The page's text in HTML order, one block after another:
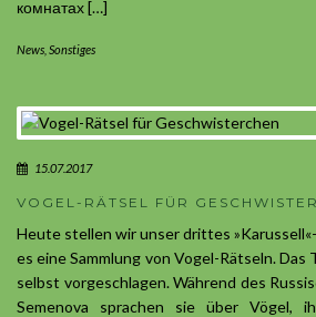
комнатах […]
News Sonstiges
15.07.2017
VOGEL-RÄTSEL FÜR
Heute stellen wir unser drittes
es eine Sammlung von Vogel-Rätseln. Das
selbst vorgeschlagen. Während des
Semenova sprachen sie über Vögel,